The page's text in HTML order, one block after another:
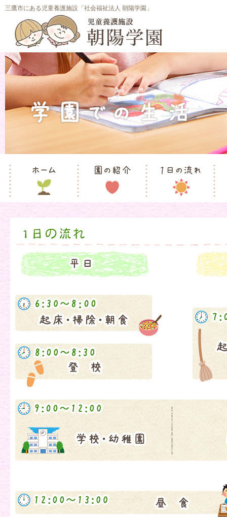
三鷹市にある児童養護施設「社会福祉法人 朝陽学園」
ホーム 園の紹介 1日の流れ